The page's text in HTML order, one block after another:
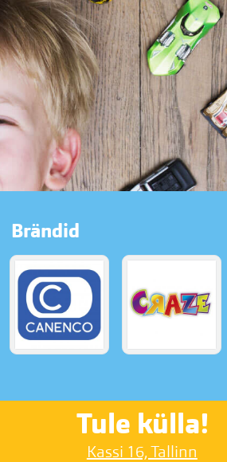
Brändid
Tule külla!
Kassi 16, Tallinn